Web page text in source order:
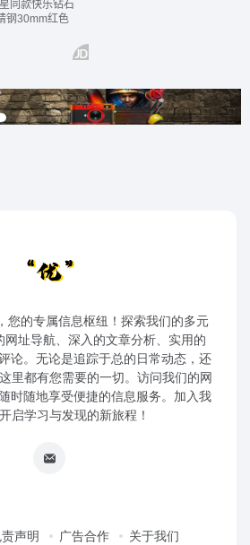
您的专属信息枢纽！探索我们的多元
址导航、深入的文章分析、实用的
论。无论是追踪于总的日常动态，还
里都有您需要的一切。访问我们的网
时随地享受便捷的信息服务。加入我
启学习与发现的新旅程！
声明 广告合作 关于我们